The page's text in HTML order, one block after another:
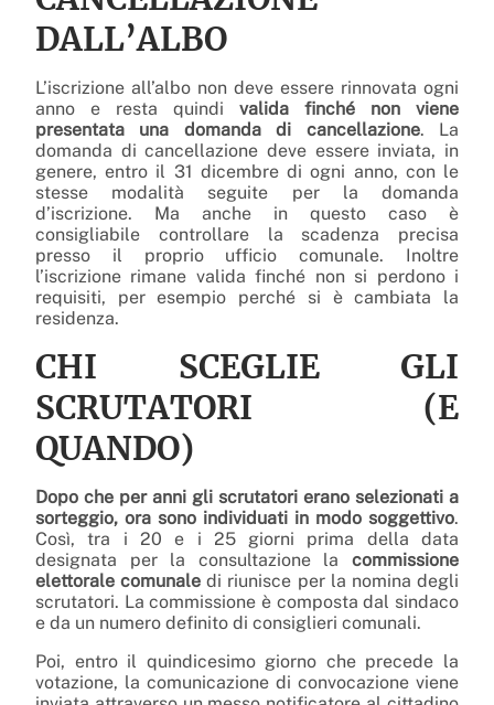
DALL’ALBO
L’iscrizione all’albo non deve essere rinnovata ogni
anno e resta quindi valida finché non viene
presentata una domanda di cancellazione. La
domanda di cancellazione deve essere inviata, in
genere, entro il 31 dicembre di ogni anno, con le
stesse modalità seguite per la domanda
d’iscrizione. Ma anche in questo caso è
consigliabile controllare la scadenza precisa
presso il proprio ufficio comunale. Inoltre
l’iscrizione rimane valida finché non si perdono i
requisiti, per esempio perché si è cambiata la
residenza.
CHI SCEGLIE GLI
SCRUTATORI (E
QUANDO)
Dopo che per anni gli scrutatori erano selezionati a
sorteggio, ora sono individuati in modo soggettivo.
Così, tra i 20 e i 25 giorni prima della data
designata per la consultazione la commissione
elettorale comunale di riunisce per la nomina degli
scrutatori. La commissione è composta dal sindaco
e da un numero definito di consiglieri comunali.
Poi, entro il quindicesimo giorno che precede la
votazione, la comunicazione di convocazione viene